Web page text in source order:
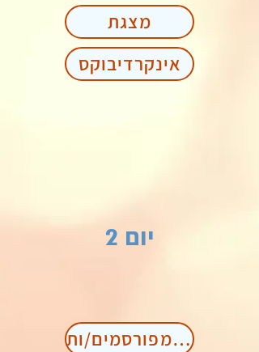
מצגת
אינקרדיבוקס
יום 2
זמרים/ות מפורסמים/ות